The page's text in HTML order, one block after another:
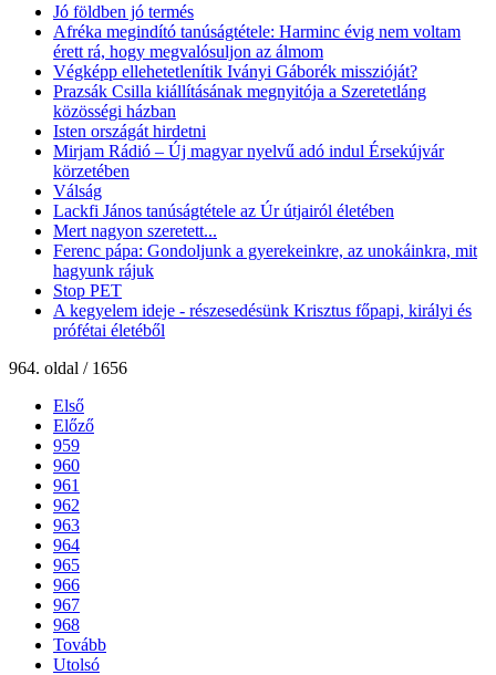
Jó földben jó termés
Afréka megindító tanúságtétele: Harminc évig nem voltam
érett rá, hogy megvalósuljon az álmom
Végképp ellehetetlenítik Iványi Gáborék misszióját?
Prazsák Csilla kiállításának megnyitója a Szeretetláng
közösségi házban
Isten országát hirdetni
Mirjam Rádió – Új magyar nyelvű adó indul Érsekújvár
körzetében
Válság
Lackfi János tanúságtétele az Úr útjairól életében
Mert nagyon szeretett...
Ferenc pápa: Gondoljunk a gyerekeinkre, az unokáinkra, mit
hagyunk rájuk
Stop PET
A kegyelem ideje - részesedésünk Krisztus főpapi, királyi és
prófétai életéből
964. oldal / 1656
Első
Előző
959
960
961
962
963
964
965
966
967
968
Tovább
Utolsó